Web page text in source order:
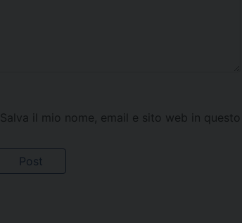
Salva il mio nome, email e sito web in